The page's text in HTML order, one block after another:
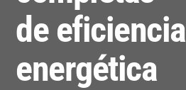
de eficiencia
energética